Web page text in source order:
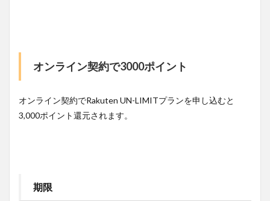
オンライン契約で3000ポイント
オンライン契約でRakuten UN-LIMITプランを申し込むと
3,000ポイント還元されます。
期限